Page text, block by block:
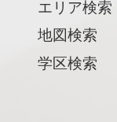
エリア検索
地図検索
学区検索